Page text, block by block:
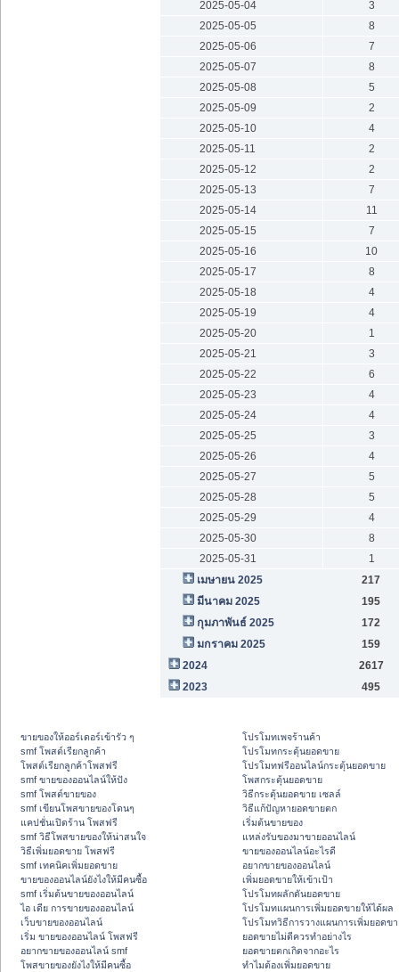
2025-05-04
3
2025-05-05
8
2025-05-06
7
2025-05-07
8
2025-05-08
5
2025-05-09
2
2025-05-10
4
2025-05-11
2
2025-05-12
2
2025-05-13
7
2025-05-14
11
2025-05-15
7
2025-05-16
10
2025-05-17
8
2025-05-18
4
2025-05-19
4
2025-05-20
1
2025-05-21
3
2025-05-22
6
2025-05-23
4
2025-05-24
4
2025-05-25
3
2025-05-26
4
2025-05-27
5
2025-05-28
5
2025-05-29
4
2025-05-30
8
2025-05-31
1
เมษายน 2025
217
มีนาคม 2025
195
กุมภาพันธ์ 2025
172
มกราคม 2025
159
2024
2617
2023
495
ขายของให้ออร์เดอร์เข้ารัว ๆ
smf โพสต์เรียกลูกค้า
โพสต์เรียกลูกค้าโพสฟรี
smf ขายของออนไลน์ให้ปัง
smf โพสต์ขายของ
smf เขียนโพสขายของโดนๆ
แคปชั่นเปิดร้าน โพสฟรี
smf วิธีโพสขายของให้น่าสนใจ
วิธีเพิ่มยอดขาย โพสฟรี
smf เทคนิคเพิ่มยอดขาย
ขายของออนไลน์ยังไงให้มีคนซื้อ
smf เริ่มต้นขายของออนไลน์
ไอ เดีย การขายของออนไลน์
เว็บขายของออนไลน์
เริ่ม ขายของออนไลน์ โพสฟรี
อยากขายของออนไลน์ smf
โพสขายของยังไงให้มีคนซื้อ
โปรโมทเพจร้านค้า
โปรโมทกระตุ้นยอดขาย
โปรโมทฟรีออนไลน์กระตุ้นยอดขาย
โพสกระตุ้นยอดขาย
วิธีกระตุ้นยอดขาย เซลล์
วิธีแก้ปัญหายอดขายตก
เริ่มต้นขายของ
แหล่งรับของมาขายออนไลน์
ขายของออนไลน์อะไรดี
อยากขายของออนไลน์
เพิ่มยอดขายให้เข้าเป้า
โปรโมทผลักดันยอดขาย
โปรโมทแผนการเพิ่มยอดขายให้ได้ผล
โปรโมทวิธีการวางแผนการเพิ่มยอดข
ยอดขายไม่ดีควรทำอย่างไร
ยอดขายตกเกิดจากอะไร
ทำไมต้องเพิ่มยอดขาย